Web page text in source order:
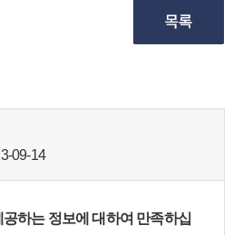
09-14
하는 정보에 대하여 만족하십